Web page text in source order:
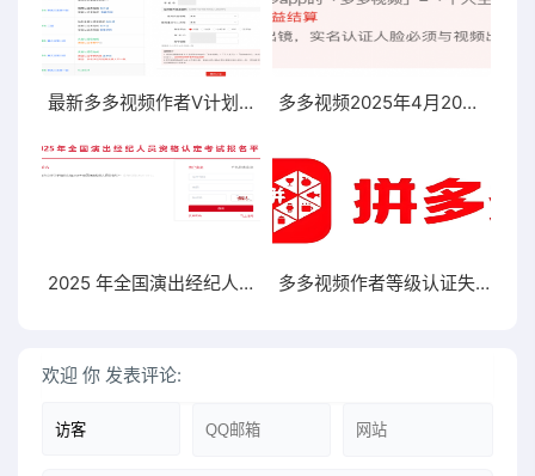
最新多多视频作者V计划入驻流程（202504） 多多视频2025年4月20日上线新版V计划入驻和原创认证
2025 年全国演出经纪人员资格认定考试报名时间 多多视频作者等级认证失败提示内容为低成本
欢迎 你 发表评论: